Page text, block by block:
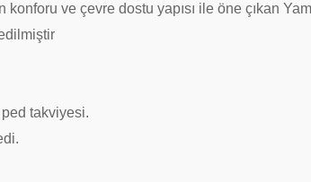
konforu ve çevre dostu yapısı ile öne çıkan
ped takviyesi.